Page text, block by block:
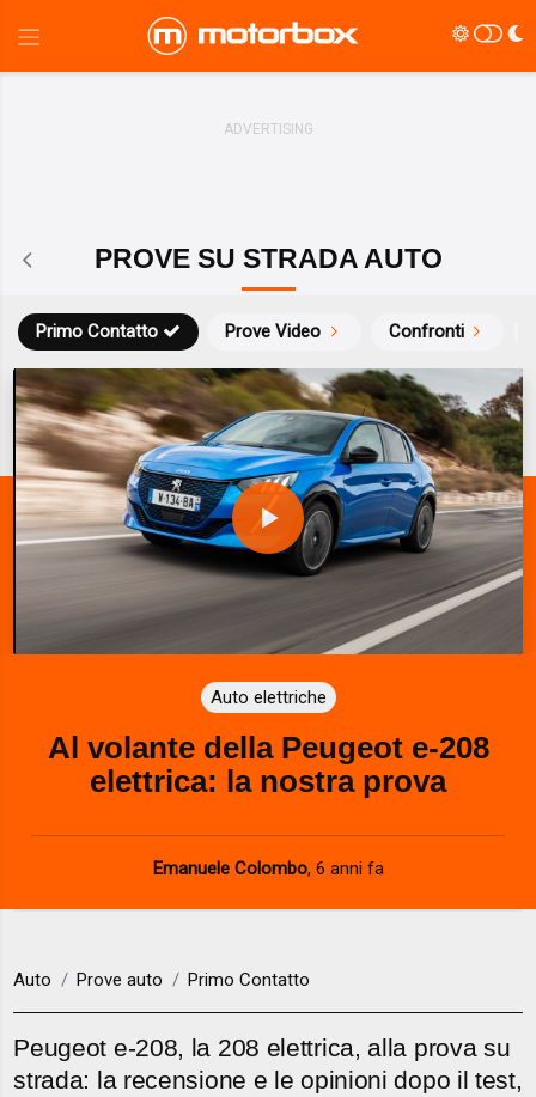
PROVE SU STRADA AUTO
Prove Video Confronti
Primo Contatto
P
a
y
V
d
e
o
Auto elettriche
Al volante della Peugeot e-208
elettrica: la nostra prova
Emanuele Colombo, 6 anni fa
Auto Prove auto Primo Contatto
Peugeot e-208, la 208 elettrica, alla prova su
strada: la recensione e le opinioni dopo il test,